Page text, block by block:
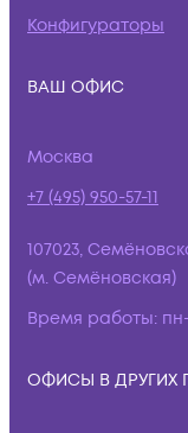
Конфигураторы
ВАШ ОФИС
Москва
+7 (495) 950-57-11
107023,
(м. Семёновская)
Время работы:
ОФИСЫ В ДРУГИХ